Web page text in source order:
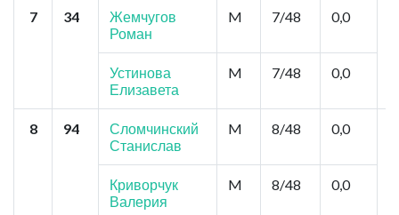
7 34
Жемчугов
Роман
M 7/48 0,0
Устинова
Елизавета
M 7/48 0,0
8 94
Сломчинский
Станислав
M 8/48 0,0
Криворчук
Валерия
M 8/48 0,0